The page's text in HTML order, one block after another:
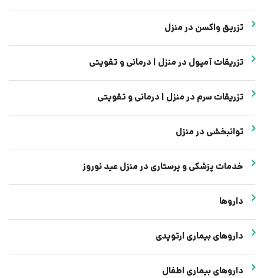
تزریق واکسن در منزل
تزریقات آمپول در منزل | درمانی و تقویتی
تزریقات سرم در منزل | درمانی و تقویتی
توانبخشی در منزل
خدمات پزشکی و پرستاری در منزل عید نوروز
داروها
داروهای بیماری ارتوپدی
داروهای بیماری اطفال